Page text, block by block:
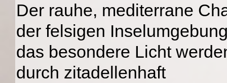
Der rauhe, mediterrane
der felsigen
das besondere Licht
durch zitadellenhaft